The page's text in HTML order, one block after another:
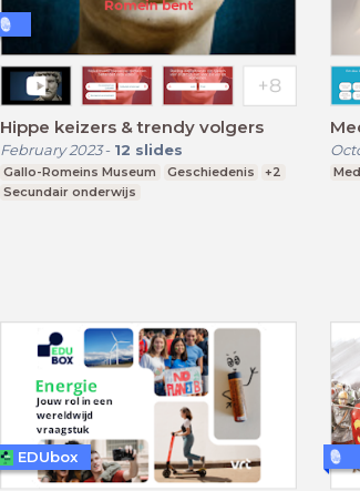
Hippe keizers & trendy volgers
February 2023- 12 slides
Gallo-Romeins Museum Geschiedenis
+2
Secundair onderwijs
EDUbox